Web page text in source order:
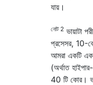
যায়।
নোট 2 ভায়াটা
প্রসেসর, 10-
আমরা একটি
(অর্থাত
40 টি কোর।